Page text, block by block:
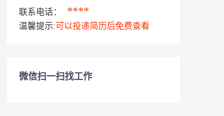
联系电话： ****
温馨提示: 可以投递简历后免费查看
微信扫一扫找工作